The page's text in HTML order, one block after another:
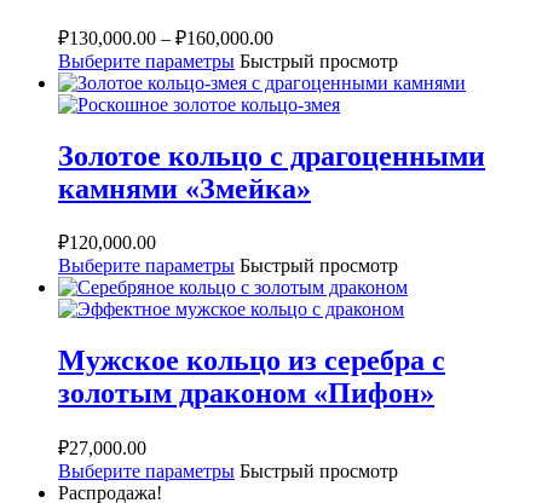
₽130,000.00 – ₽160,000.00
Выберите параметры Быстрый просмотр
Золотое кольцо с драгоценными
камнями «Змейка»
₽120,000.00
Выберите параметры Быстрый просмотр
Мужское кольцо из серебра с
золотым драконом «Пифон»
₽27,000.00
Выберите параметры Быстрый просмотр
Распродажа!